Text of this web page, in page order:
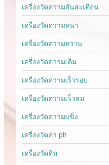
เครื่องวัดความสั่นสะเทือน
เครื่องวัดความหนา
เครื่องวัดความหวาน
เครื่องวัดความเค็ม
เครื่องวัดความเร็วรอบ
เครื่องวัดความเร็วลม
เครื่องวัดความแข็ง
เครื่องวัดค่า ph
เครื่องวัดดิน